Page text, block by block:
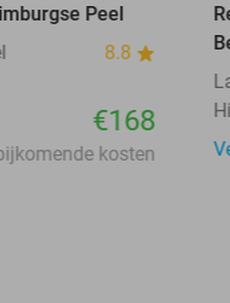
Peel
8.8
€168
kosten